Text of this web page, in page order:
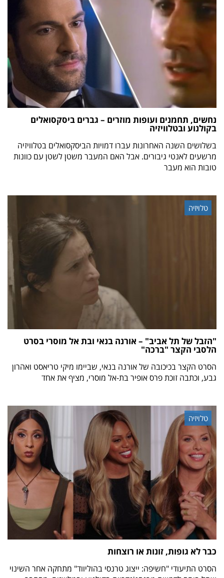
נחשים, תחמנים ועופות מוזרים – גברים ביסקסואלים
בקולנוע ובטלוויזיה
בשלושים השנה האחרונות עברו דמויות הביסקסואלים בטלוויזיה
מרשעים לאנטי גיבורים. אבל האם המעבר משטן לשטן עם כוונות
טובות הוא מעבר
טלויזיה
"הזבל של תל אביב" – אורנה בנאי ובת אל מוסרי בסרט
הלסבי הקצר "ברכה"
הסרט הקצר בכיכובה של אורנה בנאי, שביימו מיקי טריאסט ואהרון
גבע, וכתבה זוכת פרס אופיר בת-אל מוסרי, מציף את אחד
טלויזיה
כבר לא גופות, זונות או רוצחות
הסרט התיעודי "חשיפה: ייצוג טרנסי בהוליווד" מתחקה אחר השינוי